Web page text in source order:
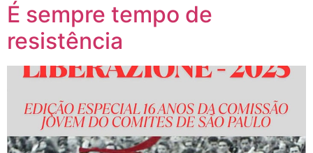
É sempre tempo de
resistência